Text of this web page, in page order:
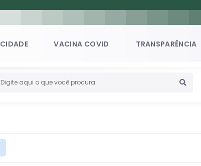
VACINA COVID TRANSPARÊNCIA